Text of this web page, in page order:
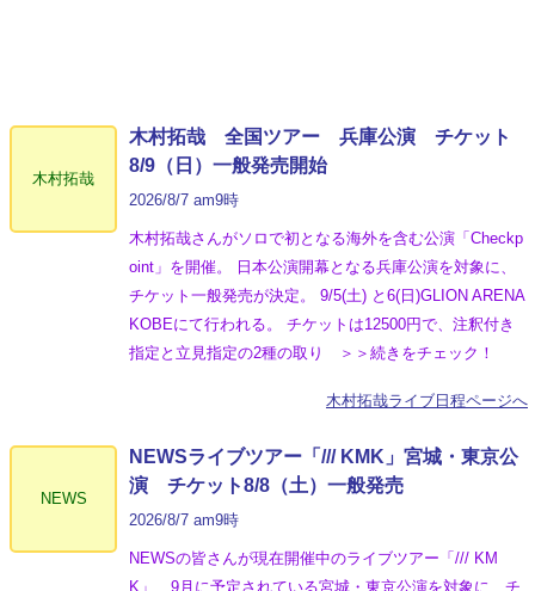
木村拓哉
木村拓哉 全国ツアー 兵庫公演 チケット
8/9（日）一般発売開始
2026/8/7 am9時
木村拓哉さんがソロで初となる海外を含む公演「Checkp
oint」を開催。 日本公演開幕となる兵庫公演を対象に、
チケット一般発売が決定。 9/5(土) と6(日)GLION ARENA
KOBEにて行われる。 チケットは12500円で、注釈付き
指定と立見指定の2種の取り ＞＞続きをチェック！
木村拓哉ライブ日程ページへ
NEWS
NEWSライブツアー「/// KMK」宮城・東京公
演 チケット8/8（土）一般発売
2026/8/7 am9時
NEWSの皆さんが現在開催中のライブツアー「/// KM
K」、9月に予定されている宮城・東京公演を対象に、チ